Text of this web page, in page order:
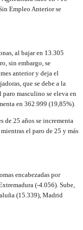
Empleo Anterior se
al bajar en 13.305
sin embargo, se
anterior y deja el
que se debe a la
masculino se eleva en
en 362.999 (19,85%).
de 25 años se incrementa
el paro de 25 y más
encabezadas por
(-4.056). Sube,
(15.339), Madrid